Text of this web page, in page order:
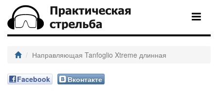
Направляющая Tanfoglio Xtreme длинная
Facebook Вконтакте